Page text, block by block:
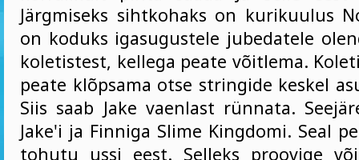
Järgmiseks sihtkohaks on kurikuulus
on koduks igasugustele jubedatele
koletistest, kellega peate võitlema.
peate klõpsama otse stringide keskel
Siis saab Jake vaenlast rünnata.
Jake'i ja Finniga Slime Kingdomi. Seal
tohutu ussi eest. Selleks proovige